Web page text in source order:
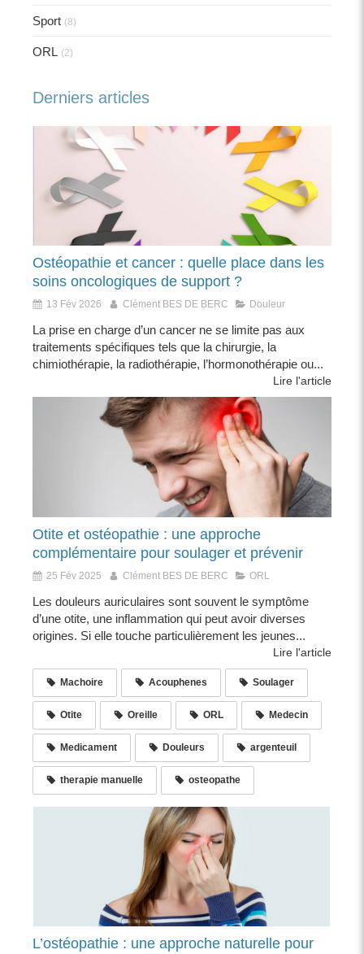
Sport (8)
ORL (2)
Derniers articles
Ostéopathie et cancer : quelle place dans les
soins oncologiques de support ?
13 Fév 2026 Clément BES DE BERC Douleur
La prise en charge d’un cancer ne se limite pas aux
traitements spécifiques tels que la chirurgie, la
chimiothérapie, la radiothérapie, l’hormonothérapie ou...
Lire l'article
Otite et ostéopathie : une approche
complémentaire pour soulager et prévenir
25 Fév 2025 Clément BES DE BERC ORL
Les douleurs auriculaires sont souvent le symptôme
d’une otite, une inflammation qui peut avoir diverses
origines. Si elle touche particulièrement les jeunes...
Lire l'article
Machoire Acouphenes Soulager
Otite Oreille ORL Medecin
Medicament Douleurs argenteuil
therapie manuelle osteopathe
L’ostéopathie : une approche naturelle pour